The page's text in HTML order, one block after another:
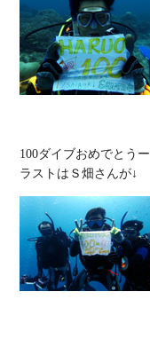
100ダイブおめでとう